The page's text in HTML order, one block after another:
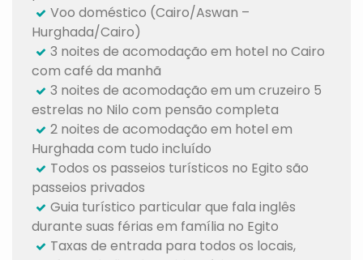
Voo doméstico (Cairo/Aswan –
Hurghada/Cairo)
3 noites de acomodação em hotel no Cairo
com café da manhã
3 noites de acomodação em um cruzeiro 5
estrelas no Nilo com pensão completa
2 noites de acomodação em hotel em
Hurghada com tudo incluído
Todos os passeios turísticos no Egito são
passeios privados
Guia turístico particular que fala inglês
durante suas férias em família no Egito
Taxas de entrada para todos os locais,